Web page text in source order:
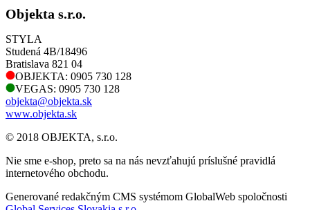
Objekta s.r.o.
STYLA
Studená 4B/18496
Bratislava 821 04
OBJEKTA: 0905 730 128
VEGAS: 0905 730 128
objekta@objekta.sk
www.objekta.sk
© 2018 OBJEKTA, s.r.o.
Nie sme e-shop, preto sa na nás nevzťahujú príslušné pravidlá
internetového obchodu.
Generované redakčným CMS systémom GlobalWeb spoločnosti